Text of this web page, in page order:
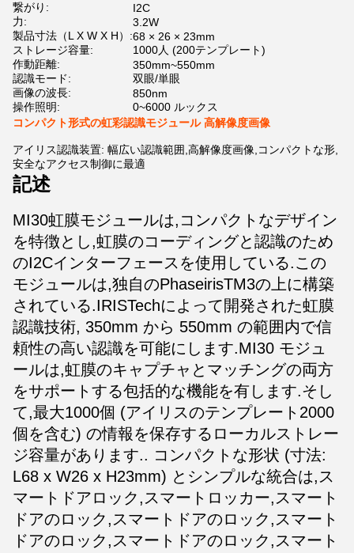
繋がり:
I2C
力:
3.2W
製品寸法（L X W X H）:68 × 26 × 23mm
ストレージ容量:
1000人 (200テンプレート)
作動距離:
350mm~550mm
認識モード:
双眼/単眼
画像の波長:
850nm
操作照明:
0~6000 ルックス
コンパクト形式の虹彩認識モジュール 高解像度画像
アイリス認識装置: 幅広い認識範囲,高解像度画像,コンパクトな形,
安全なアクセス制御に最適
記述
MI30虹膜モジュールは,コンパクトなデザイン
を特徴とし,虹膜のコーディングと認識のため
のI2Cインターフェースを使用している.この
モジュールは,独自のPhaseirisTM3の上に構築
されている.IRISTechによって開発された虹膜
認識技術, 350mm から 550mm の範囲内で信
頼性の高い認識を可能にします.MI30 モジュ
ールは,虹膜のキャプチャとマッチングの両方
をサポートする包括的な機能を有します.そし
て,最大1000個 (アイリスのテンプレート2000
個を含む) の情報を保存するローカルストレー
ジ容量があります.. コンパクトな形状 (寸法:
L68 x W26 x H23mm) とシンプルな統合は,ス
マートドアロック,スマートロッカー,スマート
ドアのロック,スマートドアのロック,スマート
ドアのロック,スマートドアのロック,スマート